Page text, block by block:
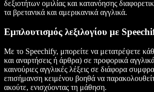
δεξιοτήτων ομιλίας και κατανόησης
τα βρετανικά και αμερικανικά αγγλικά.
Εμπλουτισμός λεξιλογίου με
Με το Speechify, μπορείτε να μετατρέψετε
και αναρτήσεις ή άρθρα) σε προφορικά
καινούριες αγγλικές λέξεις σε διάφορα
επισήμανση κειμένου βοηθά να
ακούτε, ενισχύοντας τη μάθηση.